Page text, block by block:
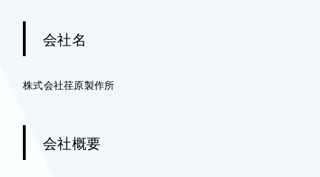
会社名
株式会社荏原製作所
会社概要